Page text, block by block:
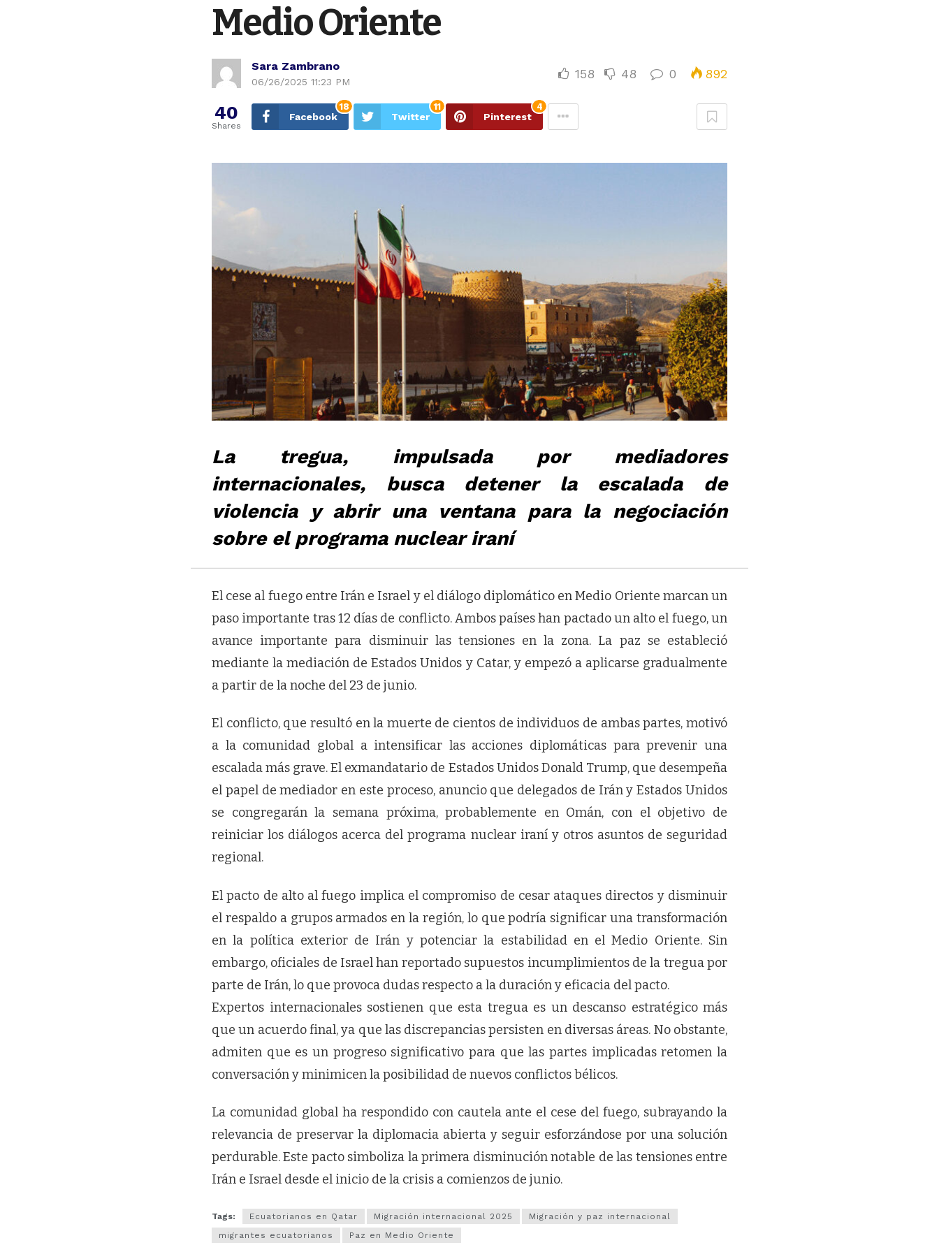
Medio Oriente
Sara Zambrano
06/26/2025 11:23 PM
158 48 0 892
40
Shares
Facebook
18
Twitter
11
Pinterest
4
La tregua, impulsada por mediadores
internacionales, busca detener la escalada de
violencia y abrir una ventana para la negociación
sobre el programa nuclear iraní
El cese al fuego entre Irán e Israel y el diálogo diplomático en Medio Oriente marcan un
paso importante tras 12 días de conflicto. Ambos países han pactado un alto el fuego, un
avance importante para disminuir las tensiones en la zona. La paz se estableció
mediante la mediación de Estados Unidos y Catar, y empezó a aplicarse gradualmente
a partir de la noche del 23 de junio.
El conflicto, que resultó en la muerte de cientos de individuos de ambas partes, motivó
a la comunidad global a intensificar las acciones diplomáticas para prevenir una
escalada más grave. El exmandatario de Estados Unidos Donald Trump, que desempeña
el papel de mediador en este proceso, anuncio que delegados de Irán y Estados Unidos
se congregarán la semana próxima, probablemente en Omán, con el objetivo de
reiniciar los diálogos acerca del programa nuclear iraní y otros asuntos de seguridad
regional.
El pacto de alto al fuego implica el compromiso de cesar ataques directos y disminuir
el respaldo a grupos armados en la región, lo que podría significar una transformación
en la política exterior de Irán y potenciar la estabilidad en el Medio Oriente. Sin
embargo, oficiales de Israel han reportado supuestos incumplimientos de la tregua por
parte de Irán, lo que provoca dudas respecto a la duración y eficacia del pacto.
Expertos internacionales sostienen que esta tregua es un descanso estratégico más
que un acuerdo final, ya que las discrepancias persisten en diversas áreas. No obstante,
admiten que es un progreso significativo para que las partes implicadas retomen la
conversación y minimicen la posibilidad de nuevos conflictos bélicos.
La comunidad global ha respondido con cautela ante el cese del fuego, subrayando la
relevancia de preservar la diplomacia abierta y seguir esforzándose por una solución
perdurable. Este pacto simboliza la primera disminución notable de las tensiones entre
Irán e Israel desde el inicio de la crisis a comienzos de junio.
Tags: Ecuatorianos en Qatar Migración internacional 2025
Migración y paz internacional
migrantes ecuatorianos
Paz en Medio Oriente